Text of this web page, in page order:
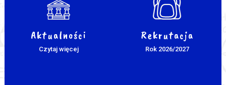
Aktualności
Czytaj więcej
Rekrutacja
Rok 2026/2027